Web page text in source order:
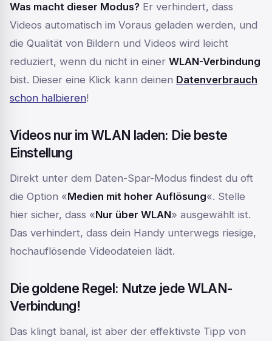
Was macht dieser Modus? Er verhindert, dass
Videos automatisch im Voraus geladen werden, und
die Qualität von Bildern und Videos wird leicht
reduziert, wenn du nicht in einer WLAN-Verbindung
bist. Dieser eine Klick kann deinen Datenverbrauch
schon halbieren!
Videos nur im WLAN laden: Die beste
Einstellung
Direkt unter dem Daten-Spar-Modus findest du oft
die Option «Medien mit hoher Auflösung«. Stelle
hier sicher, dass «Nur über WLAN» ausgewählt ist.
Das verhindert, dass dein Handy unterwegs riesige,
hochauflösende Videodateien lädt.
Die goldene Regel: Nutze jede WLAN-
Verbindung!
Das klingt banal, ist aber der effektivste Tipp von